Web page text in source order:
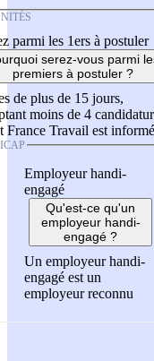
parmi les 1ers à postuler
serez-vous parmi
premiers à postuler ?
de plus de 15 jours,
moins de 4
France Travail est
Employeur handi-
engagé
Qu'est-ce qu'un
employeur handi-
engagé ?
Un employeur handi-
engagé est un
employeur reconnu